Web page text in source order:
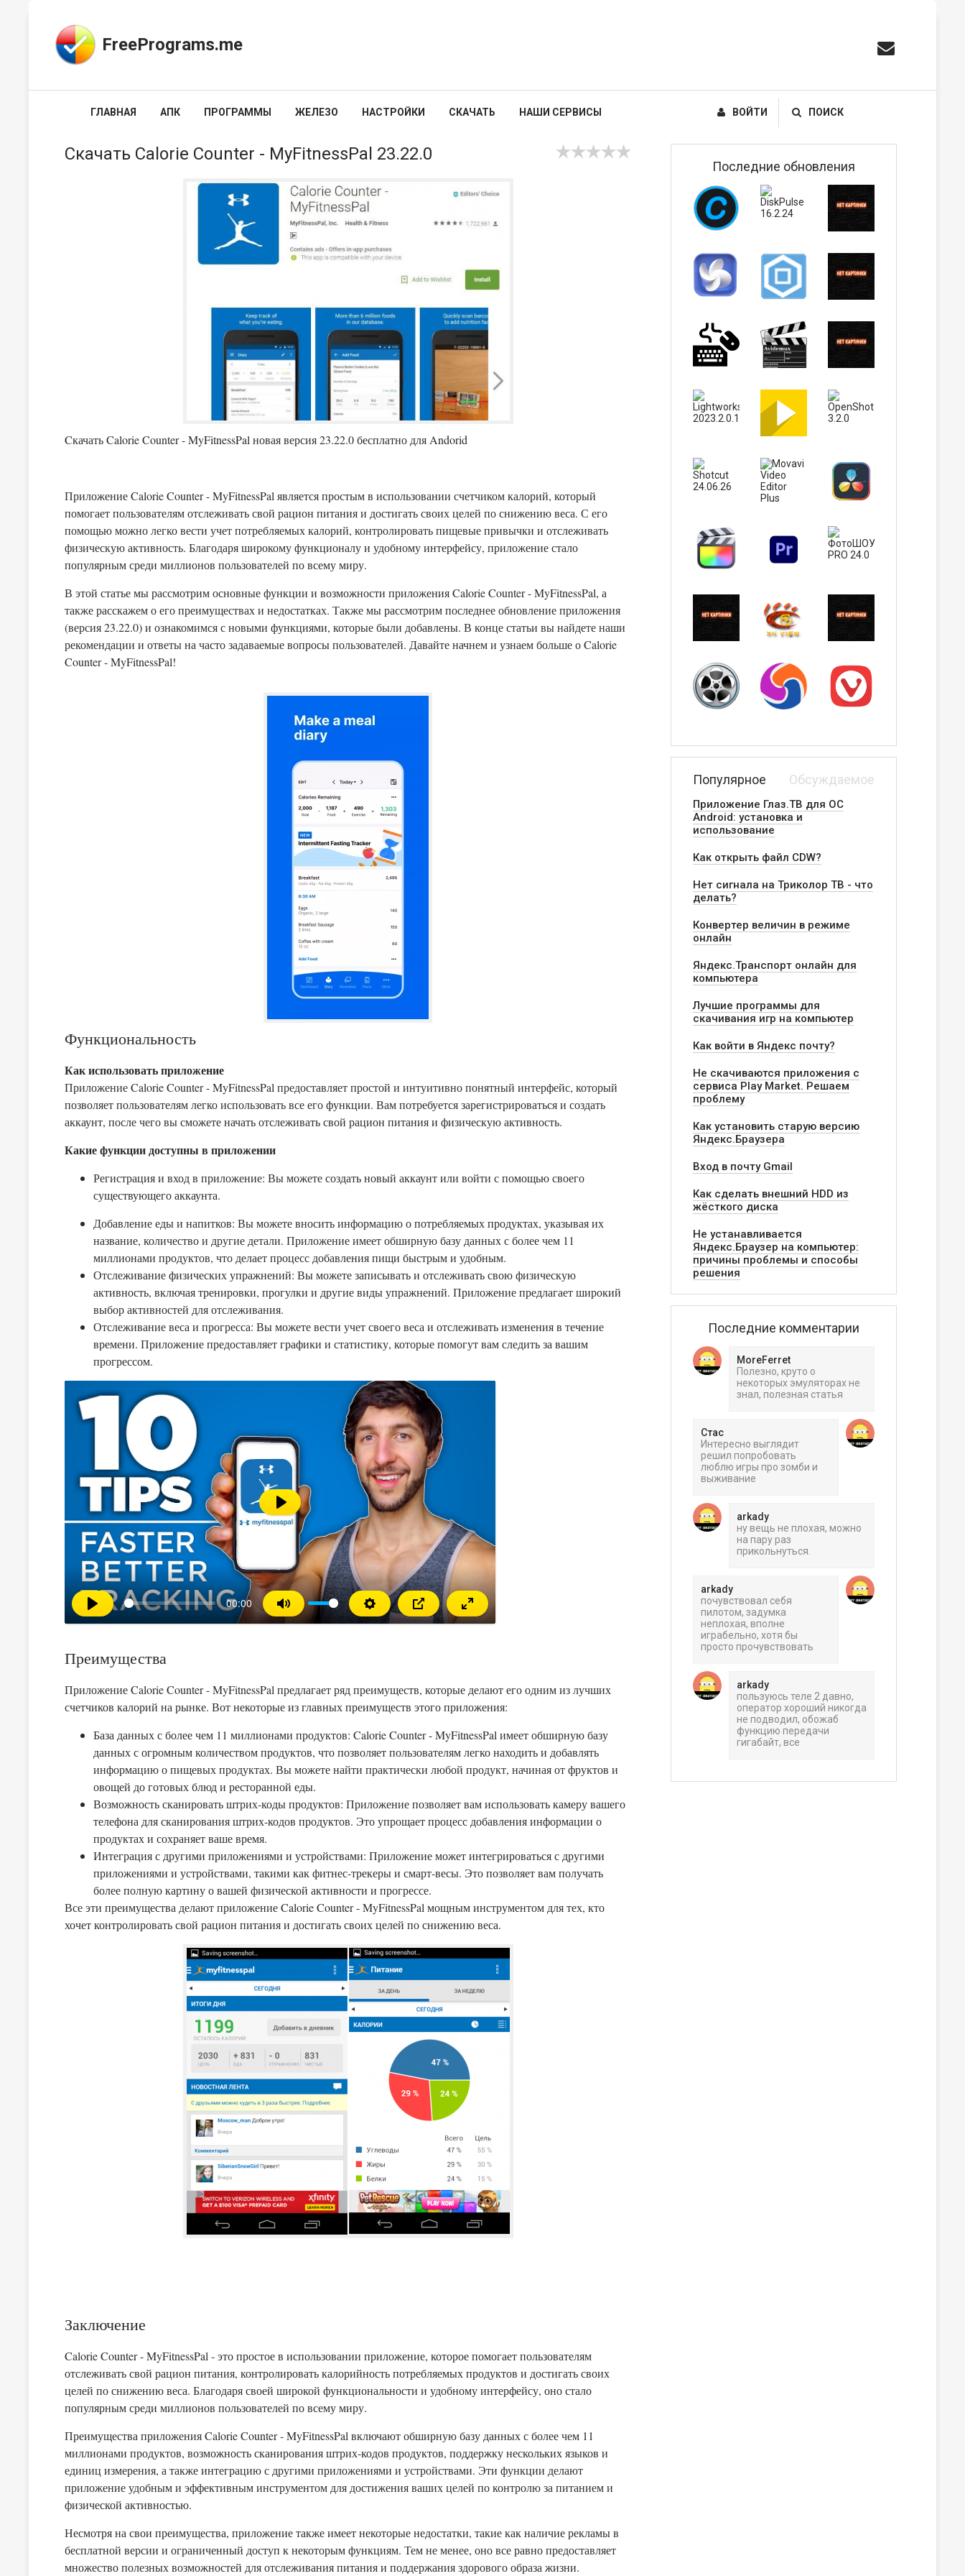
FreePrograms.me
ГЛАВНАЯ АПК ПРОГРАММЫ ЖЕЛЕЗО НАСТРОЙКИ СКАЧАТЬ НАШИ СЕРВИСЫ ВОЙТИ ПОИСК
Cкачать Calorie Counter - MyFitnessPal 23.22.0
Cкачать Calorie Counter - MyFitnessPal новая версия 23.22.0 бесплатно для Andorid
Приложение Calorie Counter - MyFitnessPal является простым в использовании счетчиком калорий, который
помогает пользователям отслеживать свой рацион питания и достигать своих целей по снижению веса. С его
помощью можно легко вести учет потребляемых калорий, контролировать пищевые привычки и отслеживать
физическую активность. Благодаря широкому функционалу и удобному интерфейсу, приложение стало
популярным среди миллионов пользователей по всему миру.
В этой статье мы рассмотрим основные функции и возможности приложения Calorie Counter - MyFitnessPal, а
также расскажем о его преимуществах и недостатках. Также мы рассмотрим последнее обновление приложения
(версия 23.22.0) и ознакомимся с новыми функциями, которые были добавлены. В конце статьи вы найдете наши
рекомендации и ответы на часто задаваемые вопросы пользователей. Давайте начнем и узнаем больше о Calorie
Counter - MyFitnessPal!
Функциональность
Как использовать приложение
Приложение Calorie Counter - MyFitnessPal предоставляет простой и интуитивно понятный интерфейс, который
позволяет пользователям легко использовать все его функции. Вам потребуется зарегистрироваться и создать
аккаунт, после чего вы сможете начать отслеживать свой рацион питания и физическую активность.
Какие функции доступны в приложении
Регистрация и вход в приложение: Вы можете создать новый аккаунт или войти с помощью своего
существующего аккаунта.
Добавление еды и напитков: Вы можете вносить информацию о потребляемых продуктах, указывая их
название, количество и другие детали. Приложение имеет обширную базу данных с более чем 11
миллионами продуктов, что делает процесс добавления пищи быстрым и удобным.
Отслеживание физических упражнений: Вы можете записывать и отслеживать свою физическую
активность, включая тренировки, прогулки и другие виды упражнений. Приложение предлагает широкий
выбор активностей для отслеживания.
Отслеживание веса и прогресса: Вы можете вести учет своего веса и отслеживать изменения в течение
времени. Приложение предоставляет графики и статистику, которые помогут вам следить за вашим
прогрессом.
00:00
Воспроизвести
Преимущества
Приложение Calorie Counter - MyFitnessPal предлагает ряд преимуществ, которые делают его одним из лучших
счетчиков калорий на рынке. Вот некоторые из главных преимуществ этого приложения:
База данных с более чем 11 миллионами продуктов: Calorie Counter - MyFitnessPal имеет обширную базу
данных с огромным количеством продуктов, что позволяет пользователям легко находить и добавлять
информацию о пищевых продуктах. Вы можете найти практически любой продукт, начиная от фруктов и
овощей до готовых блюд и ресторанной еды.
Возможность сканировать штрих-коды продуктов: Приложение позволяет вам использовать камеру вашего
телефона для сканирования штрих-кодов продуктов. Это упрощает процесс добавления информации о
продуктах и сохраняет ваше время.
Интеграция с другими приложениями и устройствами: Приложение может интегрироваться с другими
приложениями и устройствами, такими как фитнес-трекеры и смарт-весы. Это позволяет вам получать
более полную картину о вашей физической активности и прогрессе.
Все эти преимущества делают приложение Calorie Counter - MyFitnessPal мощным инструментом для тех, кто
хочет контролировать свой рацион питания и достигать своих целей по снижению веса.
Заключение
Calorie Counter - MyFitnessPal - это простое в использовании приложение, которое помогает пользователям
отслеживать свой рацион питания, контролировать калорийность потребляемых продуктов и достигать своих
целей по снижению веса. Благодаря своей широкой функциональности и удобному интерфейсу, оно стало
популярным среди миллионов пользователей по всему миру.
Преимущества приложения Calorie Counter - MyFitnessPal включают обширную базу данных с более чем 11
миллионами продуктов, возможность сканирования штрих-кодов продуктов, поддержку нескольких языков и
единиц измерения, а также интеграцию с другими приложениями и устройствами. Эти функции делают
приложение удобным и эффективным инструментом для достижения ваших целей по контролю за питанием и
физической активностью.
Несмотря на свои преимущества, приложение также имеет некоторые недостатки, такие как наличие рекламы в
бесплатной версии и ограниченный доступ к некоторым функциям. Тем не менее, оно все равно предоставляет
множество полезных возможностей для отслеживания питания и поддержания здорового образа жизни.
Последние обновления
Популярное Обсуждаемое
Приложение Глаз.ТВ для ОС
Android: установка и
использование
Как открыть файл CDW?
Нет сигнала на Триколор ТВ - что
делать?
Конвертер величин в режиме
онлайн
Яндекс.Транспорт онлайн для
компьютера
Лучшие программы для
скачивания игр на компьютер
Как войти в Яндекс почту?
Не скачиваются приложения с
сервиса Play Market. Решаем
проблему
Как установить старую версию
Яндекс.Браузера
Вход в почту Gmail
Как сделать внешний HDD из
жёсткого диска
Не устанавливается
Яндекс.Браузер на компьютер:
причины проблемы и способы
решения
Последние комментарии
MoreFerret
Полезно, круто о
некоторых эмуляторах не
знал, полезная статья
Стас
Интересно выглядит
решил попробовать
люблю игры про зомби и
выживание
arkady
ну вещь не плохая, можно
на пару раз
прикольнуться.
arkady
почувствовал себя
пилотом, задумка
неплохая, вполне
играбельно, хотя бы
просто прочувствовать
arkady
пользуюсь теле 2 давно,
оператор хороший никогда
не подводил, обожаб
функцию передачи
гигабайт, все